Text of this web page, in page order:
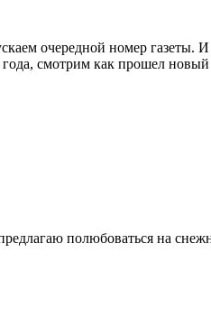
очередной номер газеты.
смотрим как прошел новый
полюбоваться на